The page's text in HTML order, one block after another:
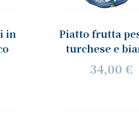
in
Piatto frutta
turchese e
34,00 €